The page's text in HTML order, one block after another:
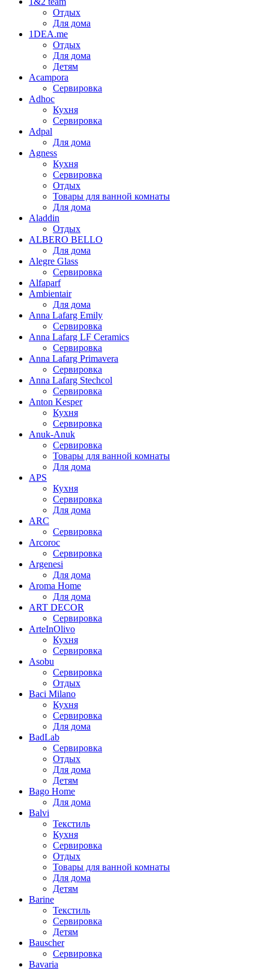
Отдых
Для дома
1DEA.me
Отдых
Для дома
Детям
Acampora
Сервировка
Adhoc
Кухня
Сервировка
Adpal
Для дома
Agness
Кухня
Сервировка
Отдых
Товары для ванной комнаты
Для дома
Aladdin
Отдых
ALBERO BELLO
Для дома
Alegre Glass
Сервировка
Alfaparf
Ambientair
Для дома
Anna Lafarg Emily
Сервировка
Anna Lafarg LF Ceramics
Сервировка
Anna Lafarg Primavera
Сервировка
Anna Lafarg Stechcol
Сервировка
Anton Kesper
Кухня
Сервировка
Anuk-Anuk
Сервировка
Товары для ванной комнаты
Для дома
APS
Кухня
Сервировка
Для дома
ARC
Сервировка
Arcoroc
Сервировка
Argenesi
Для дома
Aroma Home
Для дома
ART DECOR
Сервировка
ArteInOlivo
Кухня
Сервировка
Asobu
Сервировка
Отдых
Baci Milano
Кухня
Сервировка
Для дома
BadLab
Сервировка
Отдых
Для дома
Детям
Bago Home
Для дома
Balvi
Текстиль
Кухня
Сервировка
Отдых
Товары для ванной комнаты
Для дома
Детям
Barine
Текстиль
Сервировка
Детям
Bauscher
Сервировка
Bavaria